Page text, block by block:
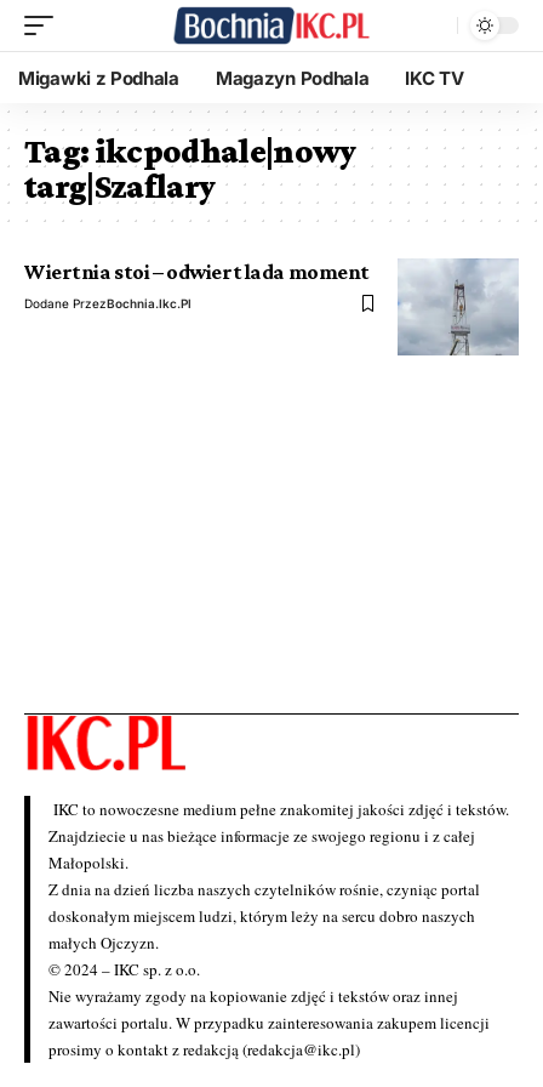
Migawki z Podhala Magazyn Podhala IKC TV
Tag:ikcpodhale|nowy
targ|Szaflary
Wiertnia stoi – odwiert lada moment
Dodane PrzezBochnia.ikc.pl
IKC to nowoczesne medium pełne znakomitej jakości zdjęć i tekstów.
Znajdziecie u nas bieżące informacje ze swojego regionu i z całej
Małopolski.
Z dnia na dzień liczba naszych czytelników rośnie, czyniąc portal
doskonałym miejscem ludzi, którym leży na sercu dobro naszych
małych Ojczyzn.
© 2024 – IKC sp. z o.o.
Nie wyrażamy zgody na kopiowanie zdjęć i tekstów oraz innej
zawartości portalu. W przypadku zainteresowania zakupem licencji
prosimy o kontakt z redakcją (redakcja@ikc.pl)